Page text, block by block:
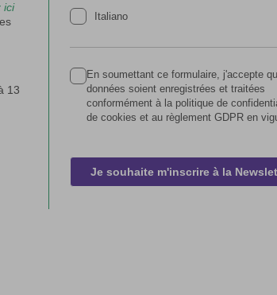
ici
13
Italiano
En soumettant ce formulaire, j'accepte
données soient enregistrées et traitées
conformément à la politique de
de cookies et au règlement GDPR en
Je souhaite m'inscrire à la